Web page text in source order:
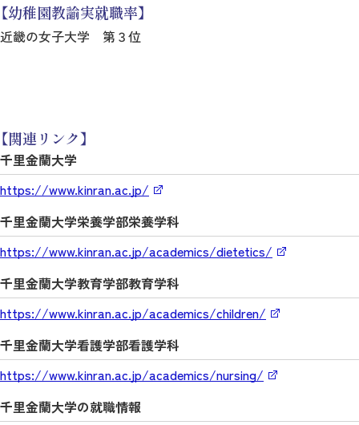
【幼稚園教諭実就職率】
近畿の女子大学 第３位
【関連リンク】
千里金蘭大学
https://www.kinran.ac.jp/
千里金蘭大学栄養学部栄養学科
https://www.kinran.ac.jp/academics/dietetics/
千里金蘭大学教育学部教育学科
https://www.kinran.ac.jp/academics/children/
千里金蘭大学看護学部看護学科
https://www.kinran.ac.jp/academics/nursing/
千里金蘭大学の就職情報